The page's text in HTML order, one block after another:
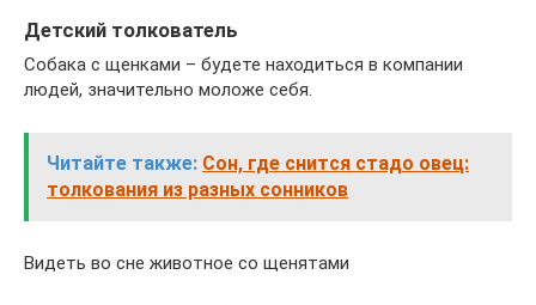
Детский толкователь
Собака с щенками – будете находиться в компании
людей, значительно моложе себя.
Читайте также: Сон, где снится стадо овец:
толкования из разных сонников
Видеть во сне животное со щенятами